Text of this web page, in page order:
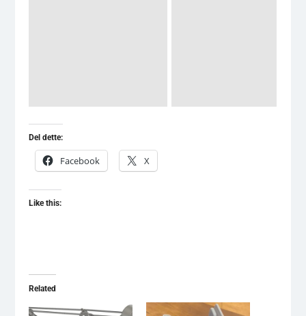
Del dette:
Facebook X
Like this:
Related